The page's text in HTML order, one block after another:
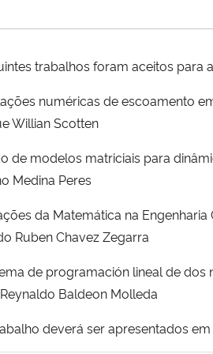
trabalhos foram aceitos para
numéricas de escoamento
Willian Scotten
de modelos matriciais para
Medina Peres
da Matemática na Engenharia
Ruben Chavez Zegarra
de programación lineal de dos
Baldeon Molleda
deverá ser apresentados